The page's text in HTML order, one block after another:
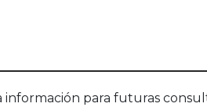
para futuras